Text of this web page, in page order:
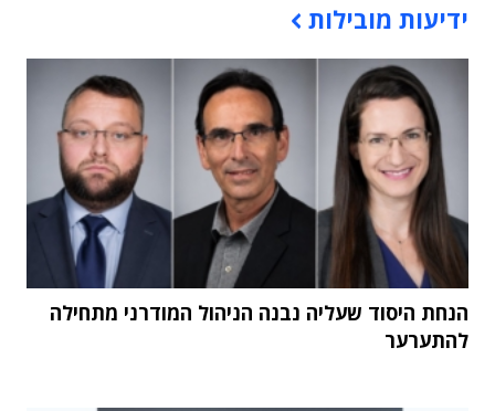
ידיעות מובילות
הנחת היסוד שעליה נבנה הניהול המודרני מתחילה
להתערער